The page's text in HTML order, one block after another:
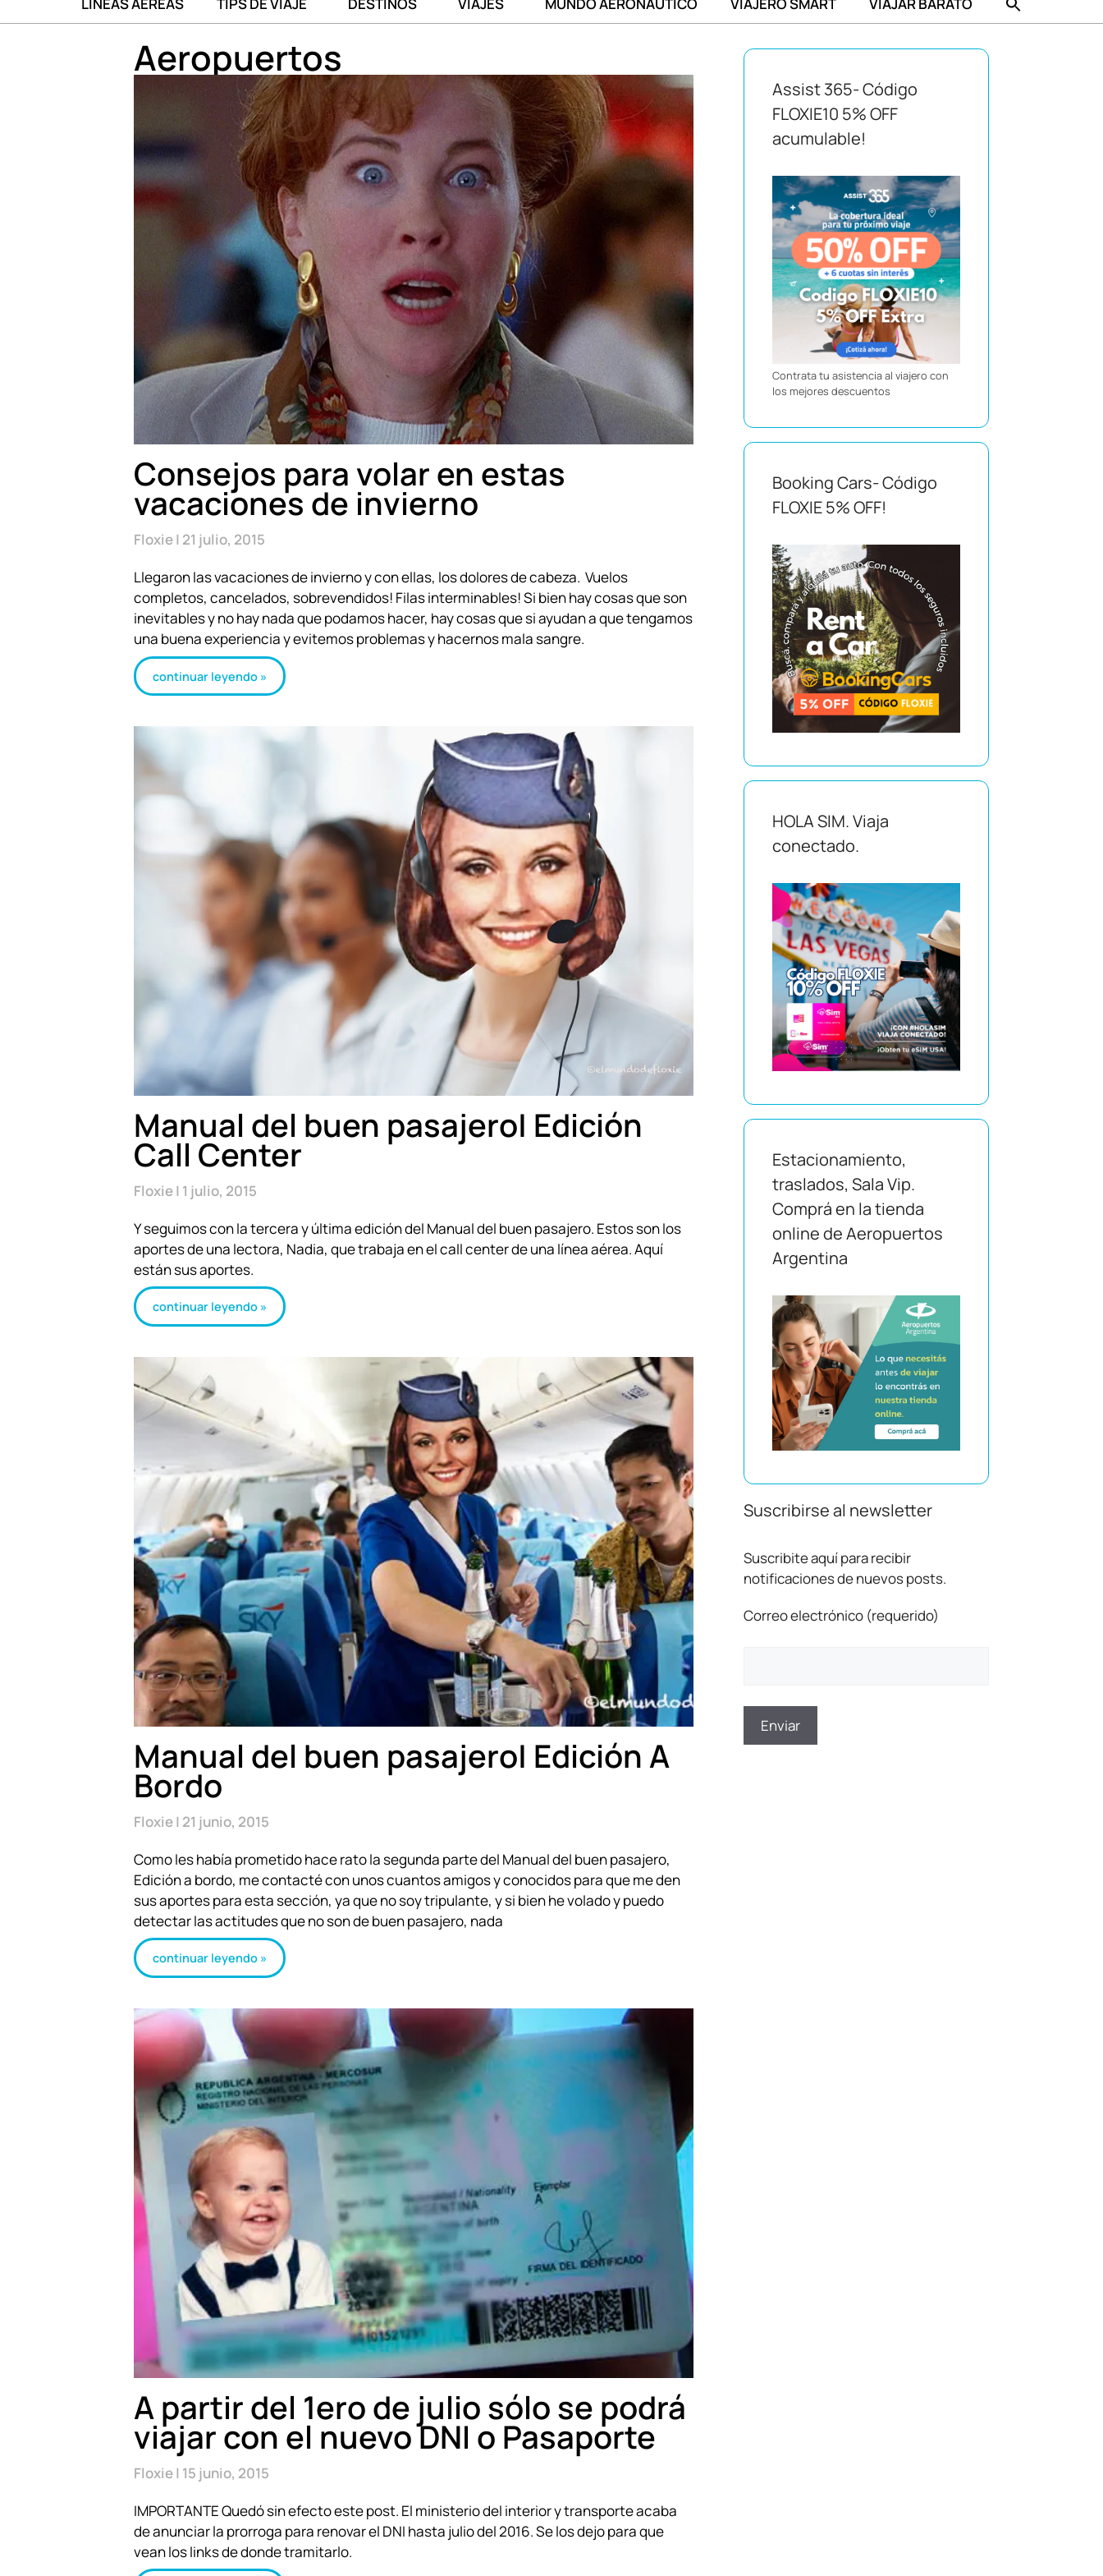
Assist 365- Código
FLOXIE10 5% OFF
acumulable!
Contrata tu asistencia al viajero con
los mejores descuentos
Booking Cars- Código
FLOXIE 5% OFF!
HOLA SIM. Viaja
conectado.
Estacionamiento,
traslados, Sala Vip.
Comprá en la tienda
online de Aeropuertos
Argentina
Suscribirse al newsletter
Suscribite aquí para recibir
notificaciones de nuevos posts.
Correo electrónico (requerido)
Aeropuertos
Consejos para volar en estas
vacaciones de invierno
Floxie 21 julio, 2015
Llegaron las vacaciones de invierno y con ellas, los dolores de cabeza. Vuelos
completos, cancelados, sobrevendidos! Filas interminables! Si bien hay cosas que son
inevitables y no hay nada que podamos hacer, hay cosas que si ayudan a que tengamos
una buena experiencia y evitemos problemas y hacernos mala sangre.
continuar leyendo »
Manual del buen pasajero| Edición
Call Center
Floxie 1 julio, 2015
Y seguimos con la tercera y última edición del Manual del buen pasajero. Estos son los
aportes de una lectora, Nadia, que trabaja en el call center de una línea aérea. Aquí
están sus aportes.
continuar leyendo »
Manual del buen pasajero| Edición A
Bordo
Floxie 21 junio, 2015
Como les había prometido hace rato la segunda parte del Manual del buen pasajero,
Edición a bordo, me contacté con unos cuantos amigos y conocidos para que me den
sus aportes para esta sección, ya que no soy tripulante, y si bien he volado y puedo
detectar las actitudes que no son de buen pasajero, nada
continuar leyendo »
A partir del 1ero de julio sólo se podrá
viajar con el nuevo DNI o Pasaporte
Floxie 15 junio, 2015
IMPORTANTE Quedó sin efecto este post. El ministerio del interior y transporte acaba
de anunciar la prorroga para renovar el DNI hasta julio del 2016. Se los dejo para que
vean los links de donde tramitarlo.